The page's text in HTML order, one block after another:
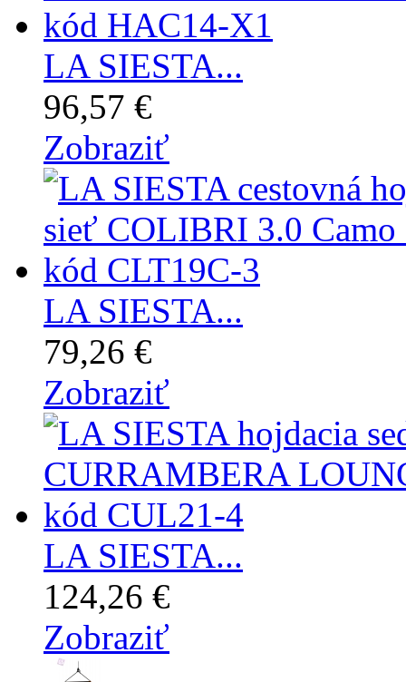
LA SIESTA...
96,57 €
Zobraziť
LA SIESTA...
79,26 €
Zobraziť
LA SIESTA...
124,26 €
Zobraziť